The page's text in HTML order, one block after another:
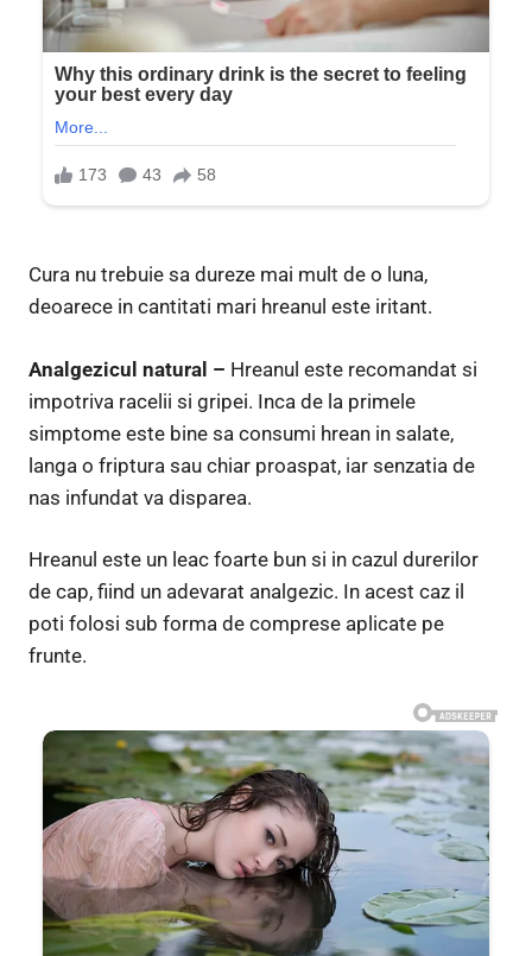
Cura nu trebuie sa dureze mai mult de o luna,
deoarece in cantitati mari hreanul este iritant.
Analgezicul natural – Hreanul este recomandat si
impotriva racelii si gripei. Inca de la primele
simptome este bine sa consumi hrean in salate,
langa o friptura sau chiar proaspat, iar senzatia de
nas infundat va disparea.
Hreanul este un leac foarte bun si in cazul durerilor
de cap, fiind un adevarat analgezic. In acest caz il
poti folosi sub forma de comprese aplicate pe
frunte.